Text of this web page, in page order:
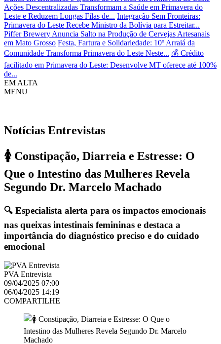
Ações Descentralizadas Transformam a Saúde em Primavera do
Leste e Reduzem Longas Filas de... Integração Sem Fronteiras:
Primavera do Leste Recebe Ministro da Bolívia para Estreitar...
Piffer Brewery Anuncia Salto na Produção de Cervejas Artesanais
em Mato Grosso Festa, Fartura e Solidariedade: 10º Arraiá da
Comunidade Transforma Primavera do Leste Neste... 💰 Crédito
facilitado em Primavera do Leste: Desenvolve MT oferece até 100%
de...
EM ALTA
MENU
Notícias Entrevistas
🚺 Constipação, Diarreia e Estresse: O
Que o Intestino das Mulheres Revela
Segundo Dr. Marcelo Machado
🔍 Especialista alerta para os impactos emocionais
nas queixas intestinais femininas e destaca a
importância do diagnóstico preciso e do cuidado
emocional
PVA Entrevista
09/04/2025 07:00
06/04/2025 14:19
COMPARTILHE